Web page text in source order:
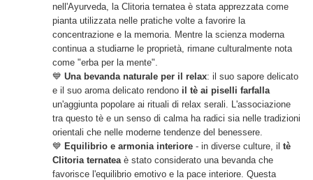
nell'Ayurveda, la Clitoria ternatea è stata apprezzata come
pianta utilizzata nelle pratiche volte a favorire la
concentrazione e la memoria. Mentre la scienza moderna
continua a studiarne le proprietà, rimane culturalmente nota
come "erba per la mente".
💙 Una bevanda naturale per il relax: il suo sapore delicato
e il suo aroma delicato rendono il tè ai piselli farfalla
un'aggiunta popolare ai rituali di relax serali. L'associazione
tra questo tè e un senso di calma ha radici sia nelle tradizioni
orientali che nelle moderne tendenze del benessere.
💙 Equilibrio e armonia interiore - in diverse culture, il tè
Clitoria ternatea è stato considerato una bevanda che
favorisce l'equilibrio emotivo e la pace interiore. Questa